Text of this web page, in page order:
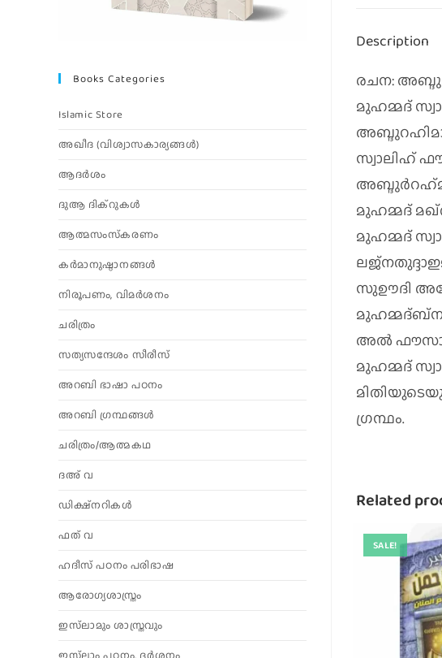
Description
രചന:
മുഹമ്മദ്‌
സ്വാലിഹ്‌
മുഹമ്മദ്‌
മുഹമ്മദ്‌
സുഊദി
മുഹമ്മദ്‌ബ്‌നു
അല്‍
മുഹമ്മദ്‌
ഗ്രന്ഥം.
Related
SALE!
Books Categories
Islamic Store
അഖീദ (വിശ്വാസകാര്യങ്ങള്‍)
ആദര്‍ശം
ദുആ ദിക്റുകൾ
ആത്മസംസ്‌കരണം
കര്‍മാനുഷ്ഠാനങ്ങള്‍
നിരൂപണം, വിമര്‍ശനം
ചരിത്രം
സത്യസന്ദേശം സീരീസ്
അറബി ഭാഷാ പഠനം
അറബി ഗ്രന്ഥങ്ങൾ
ചരിത്രം/ആത്മകഥ
ദഅ് വ
ഡിക്ഷ്നറികൾ
ഫത് വ
ഹദീസ് പഠനം പരിഭാഷ
ആരോഗ്യശാസ്ത്രം
ഇസ്‌ലാമും ശാസ്ത്രവും